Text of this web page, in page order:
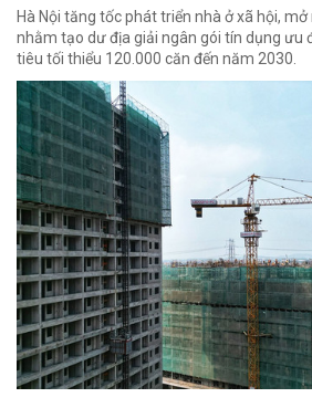
Hà Nội tăng tốc phát triển nhà ở xã hội,
nhằm tạo dư địa giải ngân gói tín dụng ưu
tiêu tối thiểu 120.000 căn đến năm 2030.